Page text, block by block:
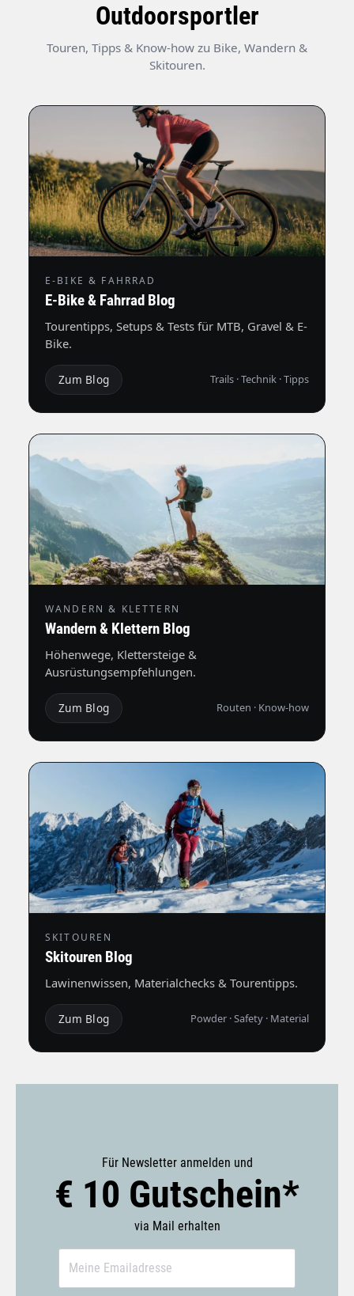
Outdoorsportler
Touren, Tipps & Know-how zu Bike, Wandern &
Skitouren.
E-BIKE & FAHRRAD
E-Bike & Fahrrad Blog
Tourentipps, Setups & Tests für MTB, Gravel & E-
Bike.
Zum Blog Trails · Technik · Tipps
WANDERN & KLETTERN
Wandern & Klettern Blog
Höhenwege, Klettersteige &
Ausrüstungsempfehlungen.
Zum Blog Routen · Know-how
SKITOUREN
Skitouren Blog
Lawinenwissen, Materialchecks & Tourentipps.
Zum Blog Powder · Safety · Material
Für Newsletter anmelden und
€ 10 Gutschein*
via Mail erhalten